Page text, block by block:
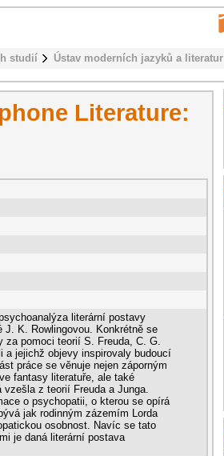
studií Ústav moderních jazyků a literatur
Literature:
literární postavy
J. K. Rowlingovou. Konkrétně se
za pomoci teorií S. Freuda, C. G.
a jejichž objevy inspirovaly budoucí
práce se věnuje nejen záporným
fantasy literatuře, ale také
z teorií Freuda a Junga.
o psychopatii, o kterou se opírá
jak rodinným zázemím Lorda
osobnost. Navíc se tato
je daná literární postava